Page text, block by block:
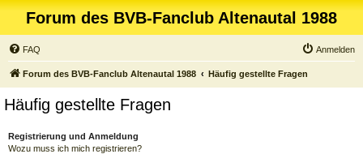
Forum des BVB-Fanclub Altenautal 1988
FAQ Anmelden
Forum des BVB-Fanclub Altenautal 1988 Häufig gestellte Fragen
Häufig gestellte Fragen
Registrierung und Anmeldung
Wozu muss ich mich registrieren?